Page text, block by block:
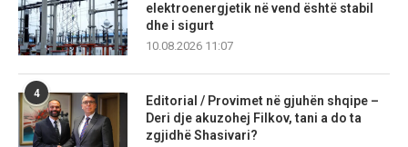
elektroenergjetik në vend është stabil
dhe i sigurt
10.08.2026 11:07
4
Editorial / Provimet në gjuhën shqipe –
Deri dje akuzohej Filkov, tani a do ta
zgjidhë Shasivari?